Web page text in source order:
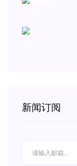
新闻订阅